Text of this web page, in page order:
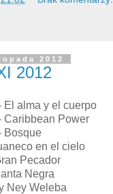
2012
2012
El alma y el cuerpo
Caribbean Power
Bosque
en el cielo
Pecador
Negra
Ney Weleba